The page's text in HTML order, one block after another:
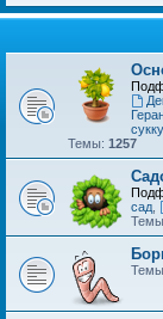
Темы: 1257
сад